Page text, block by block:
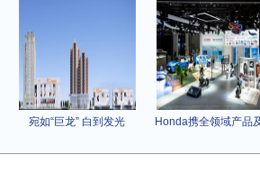
宛如“巨龙” 白到发光 Honda携全领域产品